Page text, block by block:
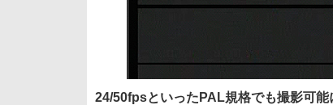
24/50fpsといったPAL規格でも撮影可能